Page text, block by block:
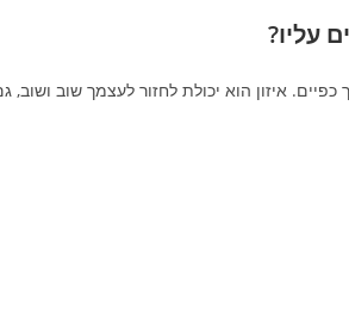
עליו?
איזון הוא יכולת לחזור לעצמך שוב ושוב,